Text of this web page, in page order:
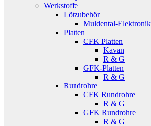
Werkstoffe
Lötzubehör
Muldental-Elektronik
Platten
CFK Platten
Kavan
R & G
GFK-Platten
R & G
Rundrohre
CFK Rundrohre
R & G
GFK Rundrohre
R & G